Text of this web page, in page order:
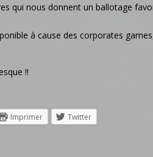
qui nous donnent un ballotage
à cause des corporates
!!
Imprimer Twitter